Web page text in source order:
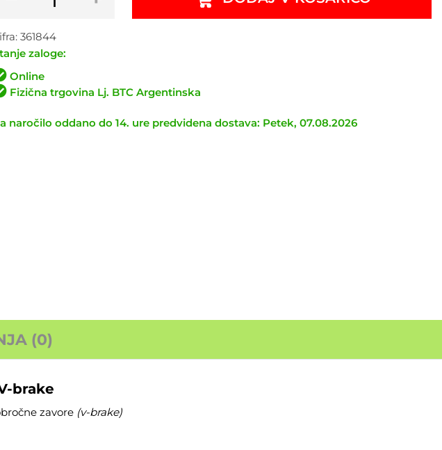
361844
zaloge:
Online
Fizična trgovina Lj. BTC Argentinska
naročilo oddano do 14. ure predvidena dostava: Petek, 07.08.2026
(0)
brake
zavore (v-brake)